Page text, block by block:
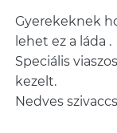
Gyerekeknek
lehet ez a láda .
Speciális
kezelt.
Nedves